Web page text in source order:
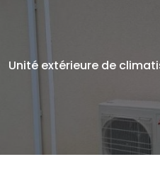
Unité extérieure de